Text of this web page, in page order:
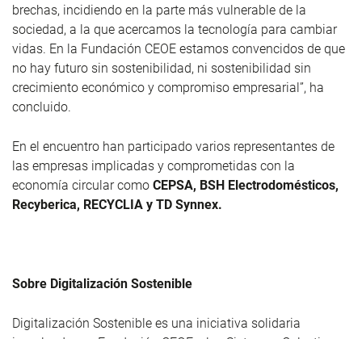
brechas, incidiendo en la parte más vulnerable de la
sociedad, a la que acercamos la tecnología para cambiar
vidas. En la Fundación CEOE estamos convencidos de que
no hay futuro sin sostenibilidad, ni sostenibilidad sin
crecimiento económico y compromiso empresarial”, ha
concluido.
En el encuentro han participado varios representantes de
las empresas implicadas y comprometidas con la
economía circular como CEPSA, BSH Electrodomésticos,
Recyberica, RECYCLIA y TD Synnex.
Sobre Digitalización Sostenible
Digitalización Sostenible es una iniciativa solidaria